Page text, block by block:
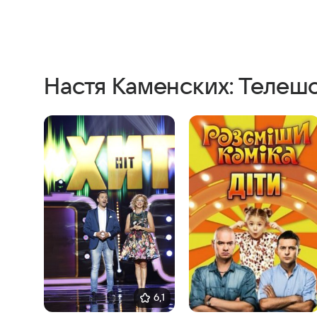
Настя Каменских:
6,1